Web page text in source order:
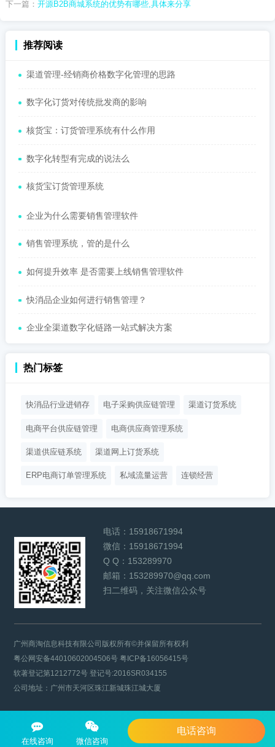
下一篇： 开源B2B商城系统的优势有哪些,具体来分享
推荐阅读
渠道管理-经销商价格数字化管理的思路
数字化订货对传统批发商的影响
核货宝：订货管理系统有什么作用
数字化转型有完成的说法么
核货宝订货管理系统
企业为什么需要销售管理软件
销售管理系统，管的是什么
如何提升效率 是否需要上线销售管理软件
快消品企业如何进行销售管理？
企业全渠道数字化链路一站式解决方案
热门标签
快消品行业进销存 电子采购供应链管理 渠道订货系统
电商平台供应链管理 电商供应商管理系统
渠道供应链系统 渠道网上订货系统
ERP电商订单管理系统 私域流量运营 连锁经营
在线咨询 微信咨询
电话咨询
电话： 15918671994
微信： 15918671994
Q Q： 153289970
邮箱： 153289970@qq.com
扫二维码，关注微信公众号
广州商淘信息科技有限公司版权所有©并保留所有权利
粤公网安备44010602004506号粤ICP备16056415号
软著登记第1212772号 登记号:2016SR034155
公司地址：广州市天河区珠江新城珠江城大厦